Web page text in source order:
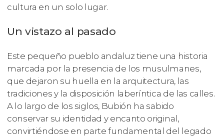
cultura en un solo lugar.
Un vistazo al pasado
Este pequeño pueblo andaluz tiene una historia
marcada por la presencia de los musulmanes,
que dejaron su huella en la arquitectura, las
tradiciones y la disposición laberíntica de las calles.
A lo largo de los siglos, Bubión ha sabido
conservar su identidad y encanto original,
convirtiéndose en parte fundamental del legado